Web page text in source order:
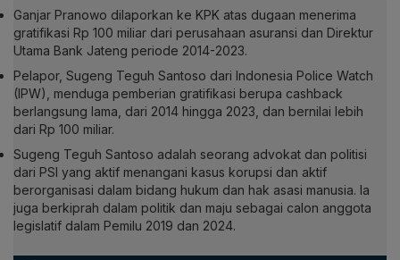
Ganjar Pranowo dilaporkan ke KPK atas dugaan menerima
gratifikasi Rp 100 miliar dari perusahaan asuransi dan Direktur
Utama Bank Jateng periode 2014-2023.
Pelapor, Sugeng Teguh Santoso dari Indonesia Police Watch
(IPW), menduga pemberian gratifikasi berupa cashback
berlangsung lama, dari 2014 hingga 2023, dan bernilai lebih
dari Rp 100 miliar.
Sugeng Teguh Santoso adalah seorang advokat dan politisi
dari PSI yang aktif menangani kasus korupsi dan aktif
berorganisasi dalam bidang hukum dan hak asasi manusia. Ia
juga berkiprah dalam politik dan maju sebagai calon anggota
legislatif dalam Pemilu 2019 dan 2024.